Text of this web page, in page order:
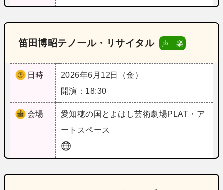
笛田博昭テノール・リサイタル 声 楽
日時
2026年6月12日（金）
開演：18:30
会場 愛知穂の国とよはし芸術劇場PLAT・ア
ートスペース